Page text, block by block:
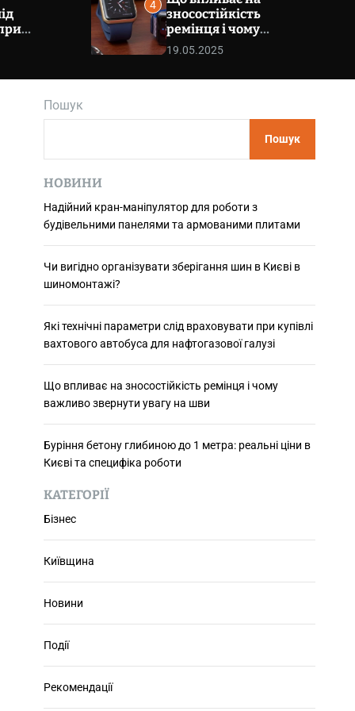
m
o
d
e
4
зносостійкість
ремінця і чому
важливо звернути
увагу на шви
19.05.2025
Пошук
Пошук
НОВИНИ
Надійний кран-маніпулятор для роботи з
будівельними панелями та армованими плитами
Чи вигідно організувати зберігання шин в Києві в
шиномонтажі?
Які технічні параметри слід враховувати при купівлі
вахтового автобуса для нафтогазової галузі
Що впливає на зносостійкість ремінця і чому
важливо звернути увагу на шви
Буріння бетону глибиною до 1 метра: реальні ціни в
Києві та специфіка роботи
КАТЕГОРІЇ
Бізнес
Київщина
Новини
Події
Рекомендації